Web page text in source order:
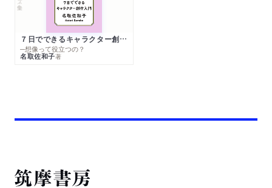
７日でできるキャラクター創作入門
─想像って役立つの？
名取佐和子著